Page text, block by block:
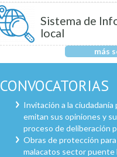
Sistema de
local
más
CONVOCATORIAS
Invitación a la ciudadanía
emitan sus opiniones y
proceso de deliberación
Obras de protección
malacatos sector puente